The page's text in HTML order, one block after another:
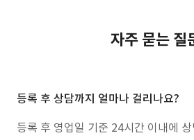
자주 묻는 질
등록 후 상담까지 얼마나 걸리나요?
등록 후 영업일 기준 24시간 이내에